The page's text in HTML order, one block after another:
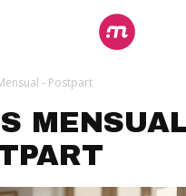
- Postpart